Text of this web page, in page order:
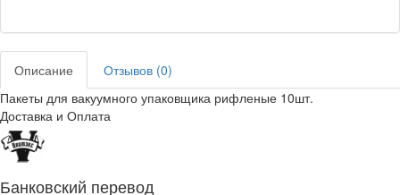
Описание
Отзывов (0)
Пакеты для вакуумного упаковщика рифленые 10шт.
Доставка и Оплата
Банковский перевод